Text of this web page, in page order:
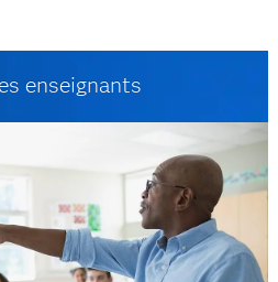
enseignants